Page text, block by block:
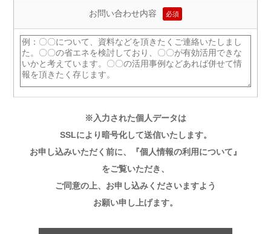
お問い合わせ内容 必須
※入力された個人データは
SSLにより暗号化して送信いたします。
お申し込みいただく前に、
『個人情報の利用について』
をご覧いただき、
ご同意の上、 お申し込みくださいますよう
お願い申し上げます。